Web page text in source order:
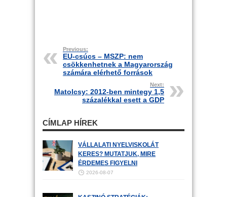
Previous:
EU-csúcs – MSZP: nem
csökkenhetnek a Magyarország
számára elérhető források
Next:
Matolcsy: 2012-ben mintegy 1,5
százalékkal esett a GDP
CÍMLAP HÍREK
VÁLLALATI NYELVISKOLÁT
KERES? MUTATJUK, MIRE
ÉRDEMES FIGYELNI
2026-08-07